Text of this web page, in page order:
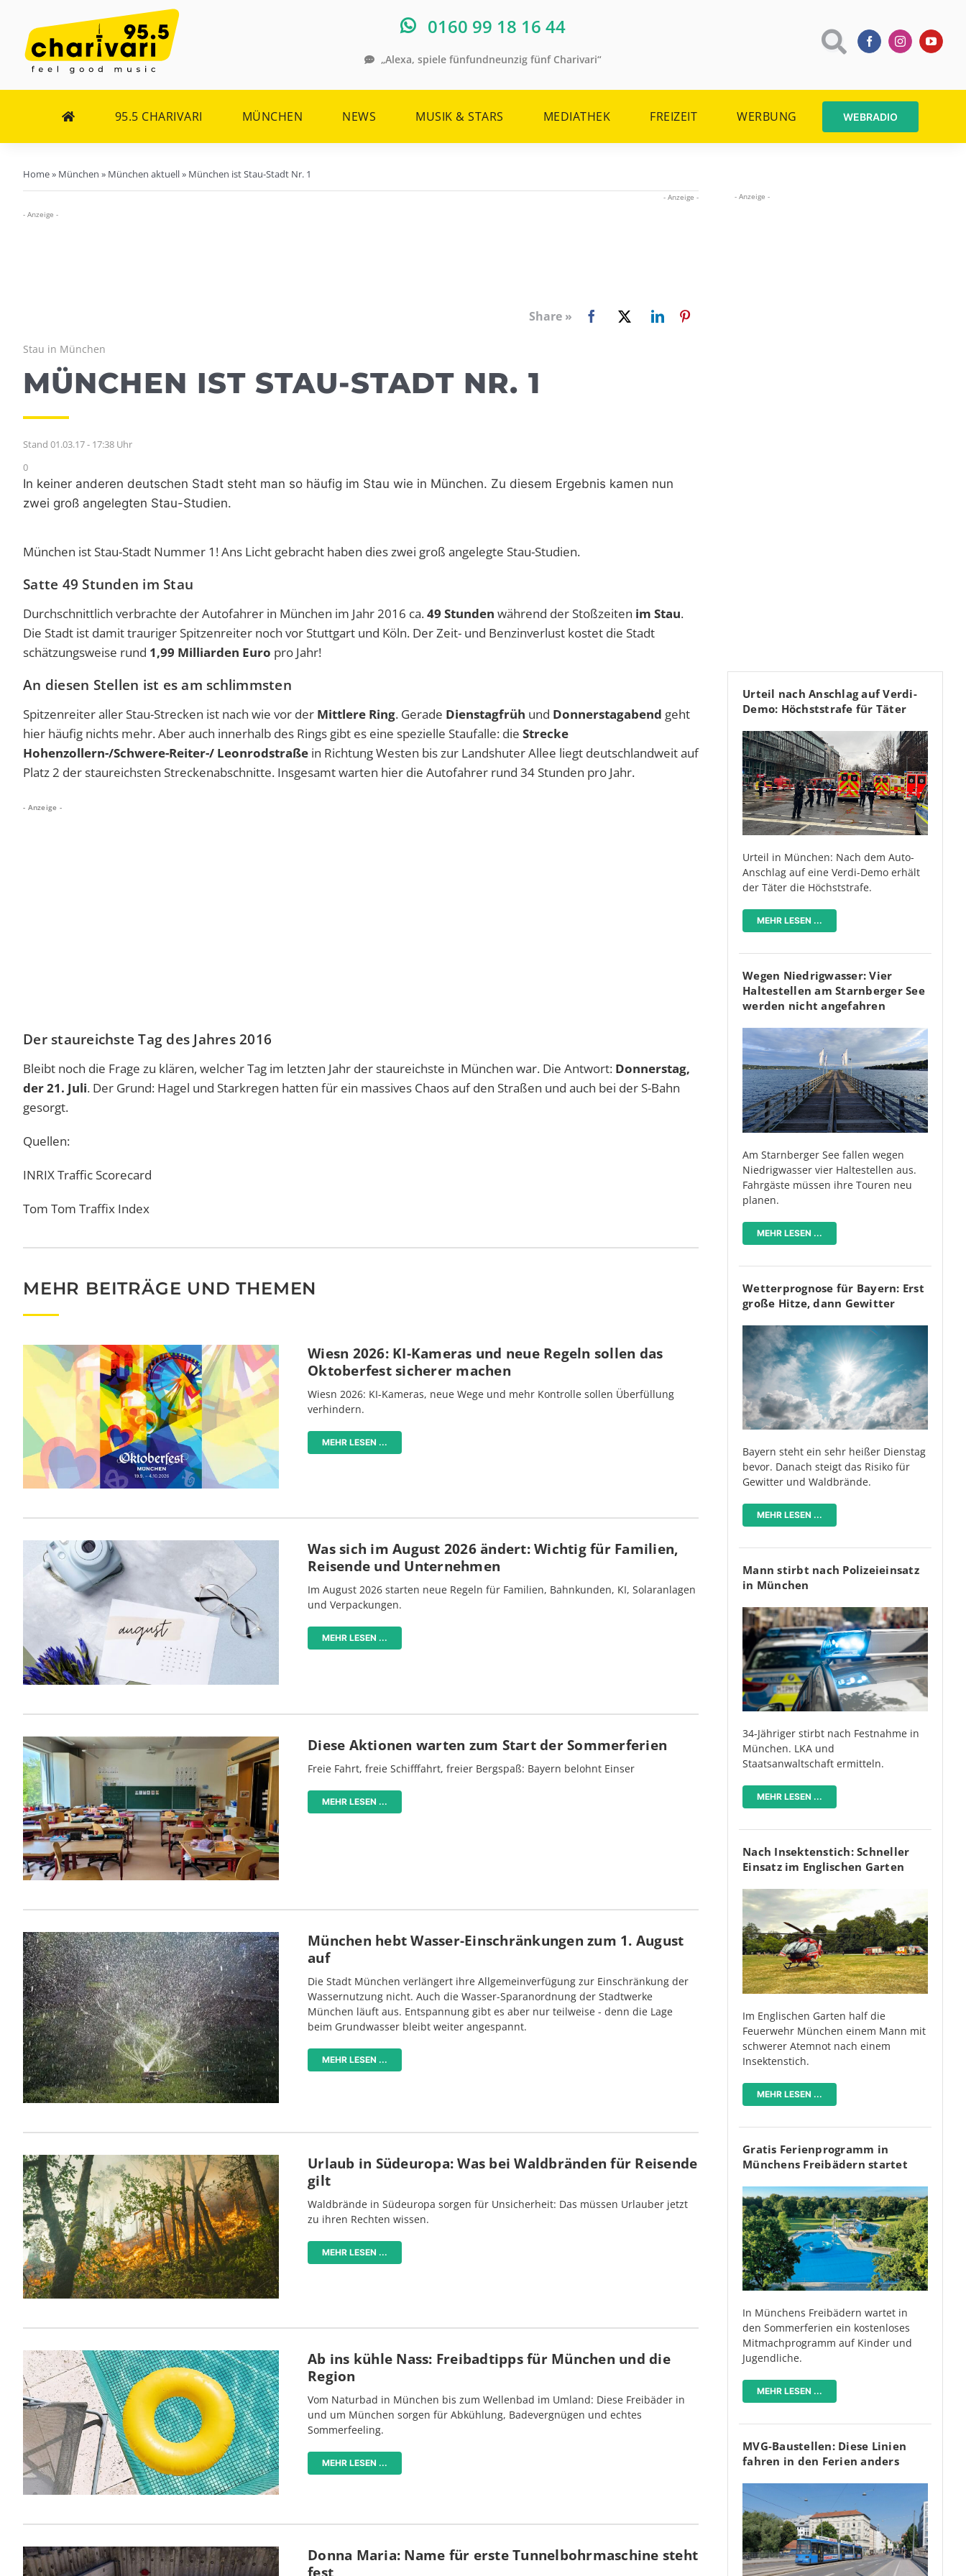
Inhalt
springen
0160 99 18 16 44
„Alexa, spiele fünfundneunzig fünf Charivari“
95.5 CHARIVARI MÜNCHEN NEWS MUSIK & STARS MEDIATHEK FREIZEIT WERBUNG WEBRADIO
Home» München » München aktuell» München ist Stau-Stadt Nr. 1
- Anzeige -
- Anzeige -
Share »
Stau in München
MÜNCHEN IST STAU-STADT NR. 1
Stand 01.03.17 - 17:38 Uhr
0
In keiner anderen deutschen Stadt steht man so häufig im Stau wie in München. Zu diesem Ergebnis kamen nun
zwei groß angelegten Stau-Studien.
München ist Stau-Stadt Nummer 1! Ans Licht gebracht haben dies zwei groß angelegte Stau-Studien.
Satte 49 Stunden im Stau
Durchschnittlich verbrachte der Autofahrer in München im Jahr 2016 ca.49 Stunden während der Stoßzeiten im Stau.
Die Stadt ist damit trauriger Spitzenreiter noch vor Stuttgart und Köln. Der Zeit- und Benzinverlust kostet die Stadt
schätzungsweise rund 1,99 Milliarden Euro pro Jahr!
An diesen Stellen ist es am schlimmsten
Spitzenreiter aller Stau-Strecken ist nach wie vor der Mittlere Ring. Gerade Dienstagfrüh und Donnerstagabend geht
hier häufig nichts mehr. Aber auch innerhalb des Rings gibt es eine spezielle Staufalle: die Strecke
Hohenzollern-/Schwere-Reiter-/ Leonrodstraße in Richtung Westen bis zur Landshuter Allee liegt deutschlandweit auf
Platz 2 der staureichsten Streckenabschnitte. Insgesamt warten hier die Autofahrer rund 34 Stunden pro Jahr.
- Anzeige -
Der staureichste Tag des Jahres 2016
Bleibt noch die Frage zu klären, welcher Tag im letzten Jahr der staureichste in München war. Die Antwort: Donnerstag,
der 21. Juli. Der Grund: Hagel und Starkregen hatten für ein massives Chaos auf den Straßen und auch bei der S-Bahn
gesorgt.
Quellen:
INRIX Traffic Scorecard
Tom Tom Traffix Index
MEHR BEITRÄGE UND THEMEN
Wiesn 2026: KI-Kameras und neue Regeln sollen das
Oktoberfest sicherer machen
Wiesn 2026: KI-Kameras, neue Wege und mehr Kontrolle sollen Überfüllung
verhindern.
MEHR LESEN ...
Was sich im August 2026 ändert: Wichtig für Familien,
Reisende und Unternehmen
Im August 2026 starten neue Regeln für Familien, Bahnkunden, KI, Solaranlagen
und Verpackungen.
MEHR LESEN ...
Diese Aktionen warten zum Start der Sommerferien
Freie Fahrt, freie Schifffahrt, freier Bergspaß: Bayern belohnt Einser
MEHR LESEN ...
München hebt Wasser-Einschränkungen zum 1. August
auf
Die Stadt München verlängert ihre Allgemeinverfügung zur Einschränkung der
Wassernutzung nicht. Auch die Wasser-Sparanordnung der Stadtwerke
München läuft aus. Entspannung gibt es aber nur teilweise - denn die Lage
beim Grundwasser bleibt weiter angespannt.
MEHR LESEN ...
Urlaub in Südeuropa: Was bei Waldbränden für Reisende
gilt
Waldbrände in Südeuropa sorgen für Unsicherheit: Das müssen Urlauber jetzt
zu ihren Rechten wissen.
MEHR LESEN ...
Ab ins kühle Nass: Freibadtipps für München und die
Region
Vom Naturbad in München bis zum Wellenbad im Umland: Diese Freibäder in
und um München sorgen für Abkühlung, Badevergnügen und echtes
Sommerfeeling.
MEHR LESEN ...
Donna Maria: Name für erste Tunnelbohrmaschine steht
- Anzeige -
Urteil nach Anschlag auf Verdi-
Demo: Höchststrafe für Täter
Urteil in München: Nach dem Auto-
Anschlag auf eine Verdi-Demo erhält
der Täter die Höchststrafe.
MEHR LESEN ...
Wegen Niedrigwasser: Vier
Haltestellen am Starnberger See
werden nicht angefahren
Am Starnberger See fallen wegen
Niedrigwasser vier Haltestellen aus.
Fahrgäste müssen ihre Touren neu
planen.
MEHR LESEN ...
Wetterprognose für Bayern: Erst
große Hitze, dann Gewitter
Bayern steht ein sehr heißer Dienstag
bevor. Danach steigt das Risiko für
Gewitter und Waldbrände.
MEHR LESEN ...
Mann stirbt nach Polizeieinsatz
in München
34-Jähriger stirbt nach Festnahme in
München. LKA und
Staatsanwaltschaft ermitteln.
MEHR LESEN ...
Nach Insektenstich: Schneller
Einsatz im Englischen Garten
Im Englischen Garten half die
Feuerwehr München einem Mann mit
schwerer Atemnot nach einem
Insektenstich.
MEHR LESEN ...
Gratis Ferienprogramm in
Münchens Freibädern startet
In Münchens Freibädern wartet in
den Sommerferien ein kostenloses
Mitmachprogramm auf Kinder und
Jugendliche.
MEHR LESEN ...
MVG-Baustellen: Diese Linien
fahren in den Ferien anders